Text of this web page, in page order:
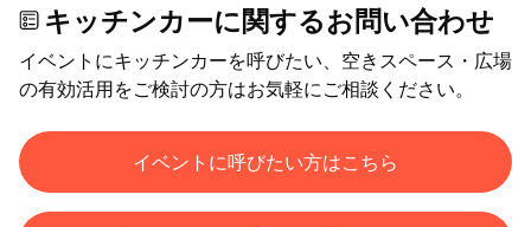
キッチンカーに関するお問い合わせ
イベントにキッチンカーを呼びたい、空きスペース・広場
の有効活用をご検討の方はお気軽にご相談ください。
イベントに呼びたい方はこちら